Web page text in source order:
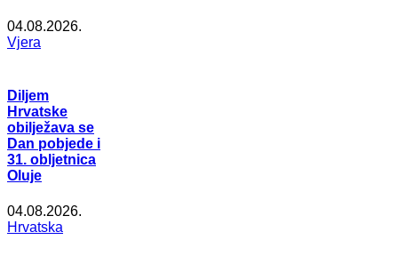
04.08.2026.
Vjera
Diljem
Hrvatske
obilježava se
Dan pobjede i
31. obljetnica
Oluje
04.08.2026.
Hrvatska